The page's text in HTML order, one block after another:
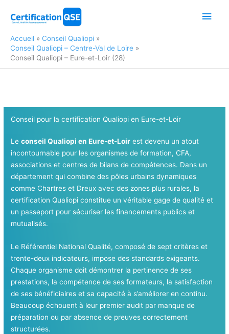
Accueil
Conseil Qualiopi
Conseil Qualiopi – Centre-Val de Loire
Conseil Qualiopi – Eure-et-Loir (28)
Conseil pour la certification Qualiopi en Eure-et-Loir
Leconseil Qualiopi en Eure-et-Loir est devenu un atout
incontournable pour les organismes de formation, CFA,
associations et centres de bilans de compétences. Dans un
département qui combine des pôles urbains dynamiques
comme Chartres et Dreux avec des zones plus rurales, la
certification Qualiopi constitue un véritable gage de qualité et
un passeport pour sécuriser les financements publics et
mutualisés.
Le Référentiel National Qualité, composé de sept critères et
trente-deux indicateurs, impose des standards exigeants.
Chaque organisme doit démontrer la pertinence de ses
prestations, la compétence de ses formateurs, la satisfaction
de ses bénéficiaires et sa capacité à s’améliorer en continu.
Beaucoup échouent à leur premier audit par manque de
préparation ou par absence de preuves correctement
structurées.